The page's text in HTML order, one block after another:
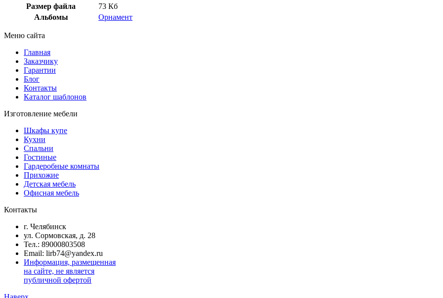
Размер файла
73 Кб
Альбомы
Орнамент
Меню сайта
Главная
Заказчику
Гарантии
Блог
Контакты
Каталог шаблонов
Изготовление мебели
Шкафы купе
Кухни
Спальни
Гостиные
Гардеробные комнаты
Прихожие
Детская мебель
Офисная мебель
Контакты
г. Челябинск
ул. Сормовская, д. 28
Тел.: 89000803508
Email: lirb74@yandex.ru
Информация, размещенная
на сайте, не является
публичной офертой